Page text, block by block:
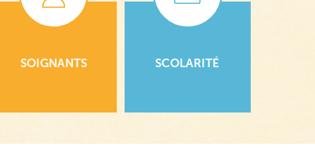
SOIGNANTS SCOLARITÉ